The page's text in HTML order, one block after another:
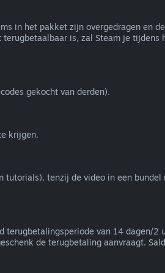
in het pakket zijn overgedragen en
is, zal Steam je
gekocht van derden).
krijgen.
tenzij de video in een
van 14 dagen/2
de terugbetaling aanvraagt.